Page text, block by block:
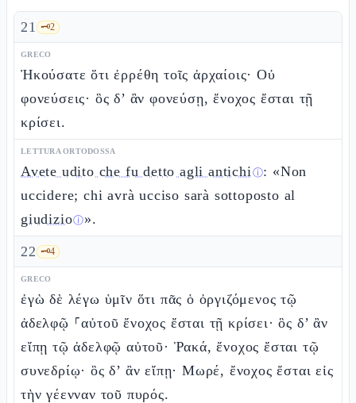
21 🗝️2
GRECO
Ἠκούσατε ὅτι ἐρρέθη τοῖς ἀρχαίοις· Οὐ
φονεύσεις· ὃς δ’ ἂν φονεύσῃ, ἔνοχος ἔσται τῇ
κρίσει.
LETTURA ORTODOSSA
Avete udito che fu detto agli antichiⓘ: «Non
uccidere; chi avrà ucciso sarà sottoposto al
giudizioⓘ».
22 🗝️4
GRECO
ἐγὼ δὲ λέγω ὑμῖν ὅτι πᾶς ὁ ὀργιζόμενος τῷ
ἀδελφῷ ⸀αὐτοῦ ἔνοχος ἔσται τῇ κρίσει· ὃς δ’ ἂν
εἴπῃ τῷ ἀδελφῷ αὐτοῦ· Ῥακά, ἔνοχος ἔσται τῷ
συνεδρίῳ· ὃς δ’ ἂν εἴπῃ· Μωρέ, ἔνοχος ἔσται εἰς
τὴν γέενναν τοῦ πυρός.